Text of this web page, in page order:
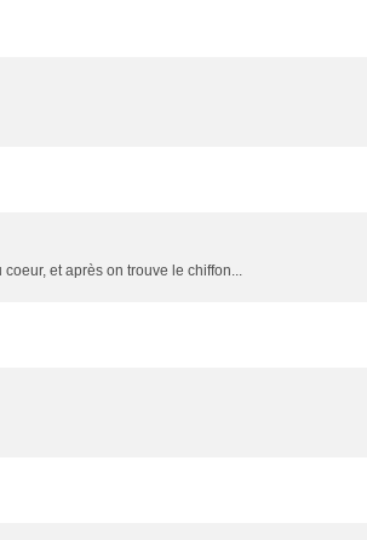
et après on trouve le chiffon...